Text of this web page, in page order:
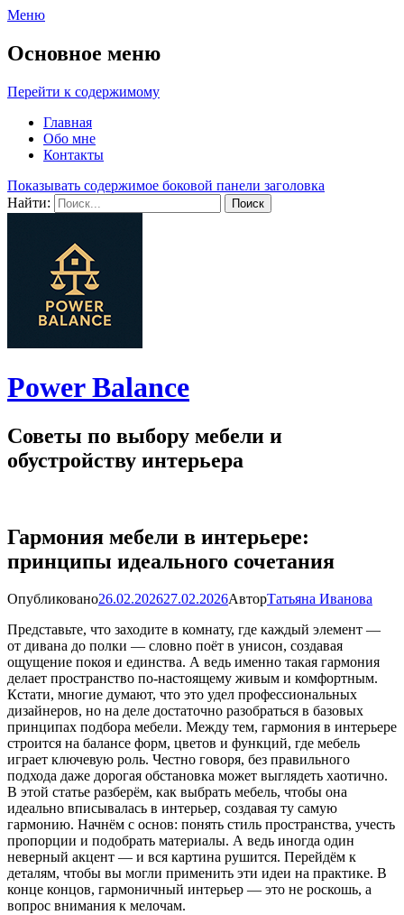
Меню
Основное меню
Перейти к содержимому
Главная
Обо мне
Контакты
Показывать содержимое боковой панели заголовка
Найти:
Power Balance
Советы по выбору мебели и
обустройству интерьера
Гармония мебели в интерьере:
принципы идеального сочетания
Опубликовано26.02.202627.02.2026АвторТатьяна Иванова
Представьте, что заходите в комнату, где каждый элемент —
от дивана до полки — словно поёт в унисон, создавая
ощущение покоя и единства. А ведь именно такая гармония
делает пространство по-настоящему живым и комфортным.
Кстати, многие думают, что это удел профессиональных
дизайнеров, но на деле достаточно разобраться в базовых
принципах подбора мебели. Между тем, гармония в интерьере
строится на балансе форм, цветов и функций, где мебель
играет ключевую роль. Честно говоря, без правильного
подхода даже дорогая обстановка может выглядеть хаотично.
В этой статье разберём, как выбрать мебель, чтобы она
идеально вписывалась в интерьер, создавая ту самую
гармонию. Начнём с основ: понять стиль пространства, учесть
пропорции и подобрать материалы. А ведь иногда один
неверный акцент — и вся картина рушится. Перейдём к
деталям, чтобы вы могли применить эти идеи на практике. В
конце концов, гармоничный интерьер — это не роскошь, а
вопрос внимания к мелочам.